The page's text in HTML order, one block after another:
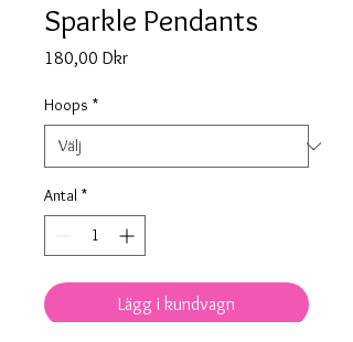
Sparkle Pendants
180,00 DkrPris
Hoops *
Antal *
Lägg i kundvagn